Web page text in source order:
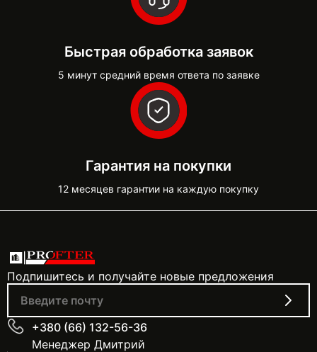
Быстрая обработка заявок
5 минут средний время ответа по заявке
Гарантия на покупки
12 месяцев гарантии на каждую покупку
Подпишитесь и получайте новые предложения
+380 (66) 132-56-36
Менеджер Дмитрий